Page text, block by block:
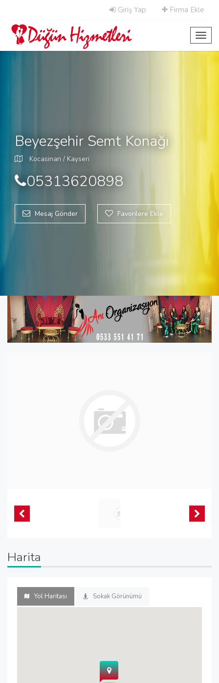
Giriş Yap Firma Ekle
Beyezşehir Semt Konağı
Kocasinan / Kayseri
05313620898
Mesaj Gönder Favorilere Ekle
Harita
Yol Haritası Sokak Görünümü